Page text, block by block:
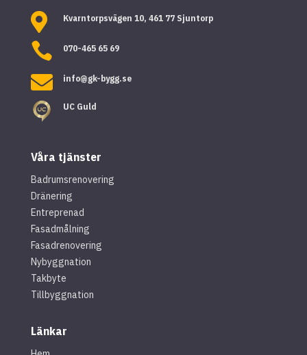
 Kvarntorpsvägen 10, 461 77 Sjuntorp
 070-465 65 69
 info@gk-bygg.se
UC Guld
Våra tjänster
Badrumsrenovering
Dränering
Entreprenad
Fasadmålning
Fasadrenovering
Nybyggnation
Takbyte
Tillbyggnation
Länkar